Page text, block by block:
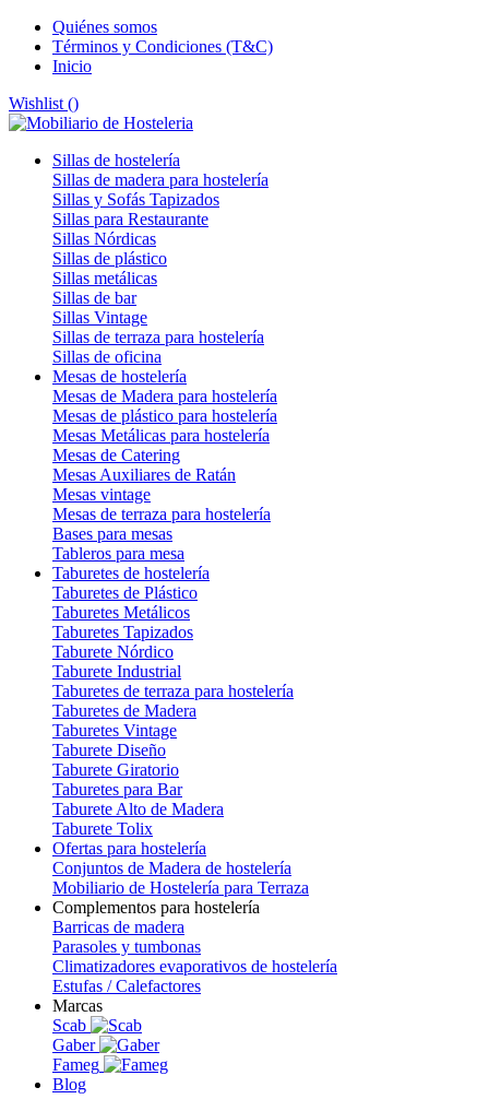
Quiénes somos
Términos y Condiciones (T&C)
Inicio
Wishlist ()
Sillas de hostelería
Sillas de madera para hostelería
Sillas y Sofás Tapizados
Sillas para Restaurante
Sillas Nórdicas
Sillas de plástico
Sillas metálicas
Sillas de bar
Sillas Vintage
Sillas de terraza para hostelería
Sillas de oficina
Mesas de hostelería
Mesas de Madera para hostelería
Mesas de plástico para hostelería
Mesas Metálicas para hostelería
Mesas de Catering
Mesas Auxiliares de Ratán
Mesas vintage
Mesas de terraza para hostelería
Bases para mesas
Tableros para mesa
Taburetes de hostelería
Taburetes de Plástico
Taburetes Metálicos
Taburetes Tapizados
Taburete Nórdico
Taburete Industrial
Taburetes de terraza para hostelería
Taburetes de Madera
Taburetes Vintage
Taburete Diseño
Taburete Giratorio
Taburetes para Bar
Taburete Alto de Madera
Taburete Tolix
Ofertas para hostelería
Conjuntos de Madera de hostelería
Mobiliario de Hostelería para Terraza
Complementos para hostelería
Barricas de madera
Parasoles y tumbonas
Climatizadores evaporativos de hostelería
Estufas / Calefactores
Marcas
Scab
Gaber
Fameg
Blog